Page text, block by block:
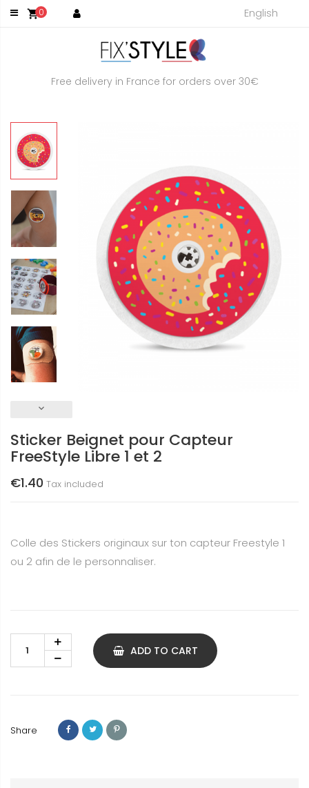
shopping_cart0 English
Free delivery in France for orders over 30€
keyboard_arrow_down
Sticker Beignet pour Capteur
FreeStyle Libre 1 et 2
€1.40 Tax included
Colle des Stickers originaux sur ton capteur Freestyle 1
ou 2 afin de le personnaliser.
ADD TO CART
Share